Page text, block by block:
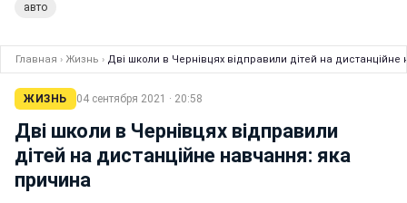
авто
Главная › Жизнь › Дві школи в Чернівцях відправили дітей на
ЖИЗНЬ 04 сентября 2021 · 20:58
Дві школи в Чернівцях відправили
дітей на дистанційне навчання: яка
причина